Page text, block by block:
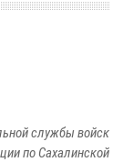
службы войск
по Сахалинской